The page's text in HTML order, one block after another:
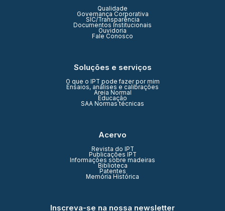
Qualidade
Governança Corporativa
SIC/Transparência
Documentos Institucionais
Ouvidoria
Fale Conosco
Soluções e serviços
O que o IPT pode fazer por mim
Ensaios, análises e calibrações
Areia Normal
Educação
SAA Normas técnicas
Acervo
Revista do IPT
Publicações IPT
Informações sobre madeiras
Biblioteca
Patentes
Memória Histórica
Inscreva-se na nossa newsletter